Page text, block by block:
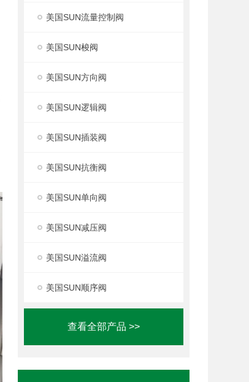
美国SUN流量控制阀
美国SUN梭阀
美国SUN方向阀
美国SUN逻辑阀
美国SUN插装阀
美国SUN抗衡阀
美国SUN单向阀
美国SUN减压阀
美国SUN溢流阀
美国SUN顺序阀
查看全部产品 >>